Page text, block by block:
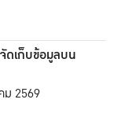
ดเก็บข้อมูลบน
ม 2569